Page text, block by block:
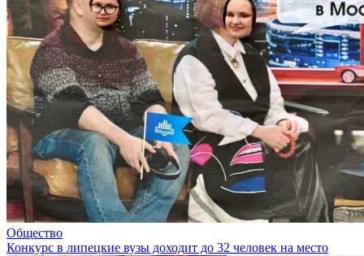
Общество
Конкурс в липецкие вузы доходит до 32 человек на место